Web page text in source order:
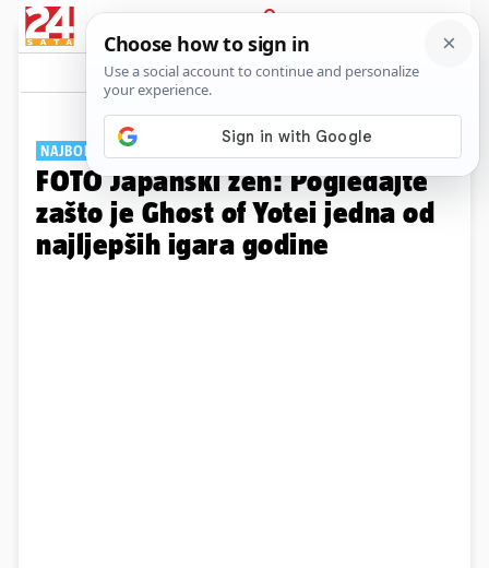
PRIJAVA
Galerija Komentari
NAJBOLJE ŠTO MOŽE PS5
FOTO Japanski zen: Pogledajte
zašto je Ghost of Yotei jedna od
najljepših igara godine